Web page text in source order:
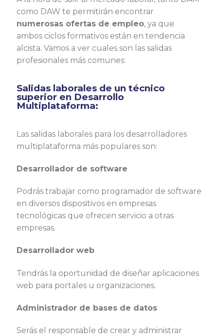
como DAW te permitirán encontrar
numerosas ofertas de empleo, ya que
ambos ciclos formativos están en tendencia
alcista. Vamos a ver cuales son las salidas
profesionales más comunes:
Salidas laborales de un técnico
superior en Desarrollo
Multiplataforma:
Las salidas laborales para los desarrolladores
multiplataforma más populares son:
Desarrollador de software
Podrás trabajar como programador de software
en diversos dispositivos en empresas
tecnológicas que ofrecen servicio a otras
empresas.
Desarrollador web
Tendrás la oportunidad de diseñar aplicaciones
web para portales u organizaciones.
Administrador de bases de datos
Serás el responsable de crear y administrar